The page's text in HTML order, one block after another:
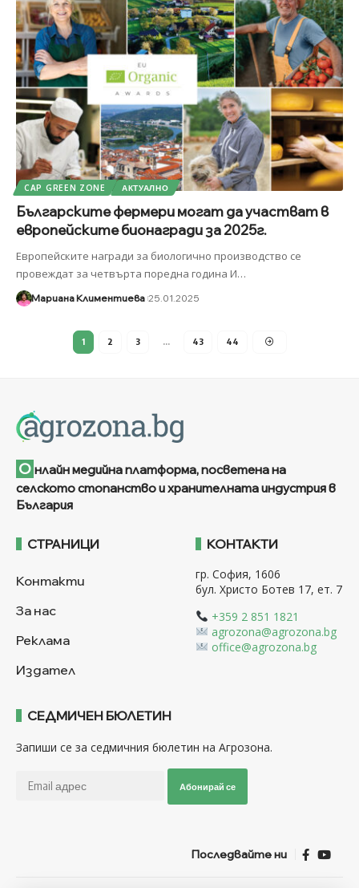
CAP GREEN ZONE АКТУАЛНО
Българските фермери могат да участват в
европейските бионагради за 2025г.
Европейските награди за биологично производство се
провеждат за четвърта поредна година И…
Мариана Климентиева 25.01.2025
1 2 3 … 43 44
О нлайн медийна платформа, посветена на
селското стопанство и хранителната индустрия в
България
СТРАНИЦИ
Контакти
За нас
Реклама
Издател
КОНТАКТИ
гр. София, 1606
бул. Христо Ботев 17, ет. 7
+359 2 851 1821
agrozona@agrozona.bg
office@agrozona.bg
СЕДМИЧЕН БЮЛЕТИН
Запиши се за седмичния бюлетин на Агрозона.
Абонирай се
Последвайте ни